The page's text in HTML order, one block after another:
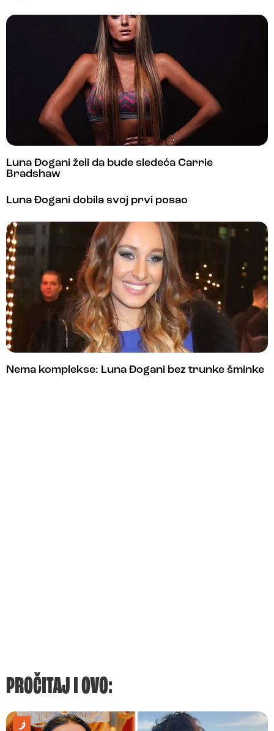
Luna Đogani želi da bude sledeća Carrie
Bradshaw
Luna Đogani dobila svoj prvi posao
Nema komplekse: Luna Đogani bez trunke šminke
PROČITAJ I OVO: